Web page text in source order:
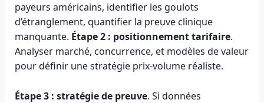
payeurs américains, identifier les goulots
d’étranglement, quantifier la preuve clinique
manquante. Étape 2 : positionnement tarifaire.
Analyser marché, concurrence, et modèles de valeur
pour définir une stratégie prix-volume réaliste.
Étape 3 : stratégie de preuve. Si données